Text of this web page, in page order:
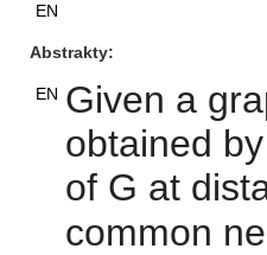
EN
Abstrakty
EN Given a
obtained
of G at
common